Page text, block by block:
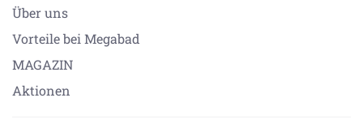
Über uns
Vorteile bei Megabad
MAGAZIN
Aktionen